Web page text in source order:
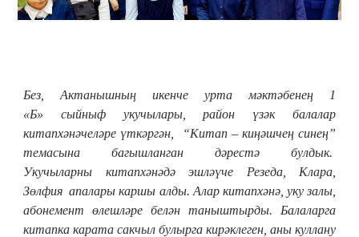
Без, Актанышның икенче урта мәктәбенең 1
«Б» сыйныф укучылары, район үзәк балалар
китапхәнәчеләре үткәргән, “Китап – киңәшчең синең”
темасына багышланган дәрестә булдык.
Укучыларны китапхәнәдә эшләүче Резеда, Клара,
Зөлфия апалары каршы алды. Алар китапхәнә, уку залы,
абонемент өлешләре белән таныштырды. Балаларга
китапка карата сакчыл булырга кирәклеген, аны куллану